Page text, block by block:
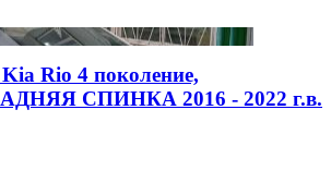
Rio 4 поколение,
СПИНКА 2016 - 2022 г.в.